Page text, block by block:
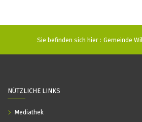
Sie befinden sich hier : Gemeinde
NÜTZLICHE LINKS
Mediathek